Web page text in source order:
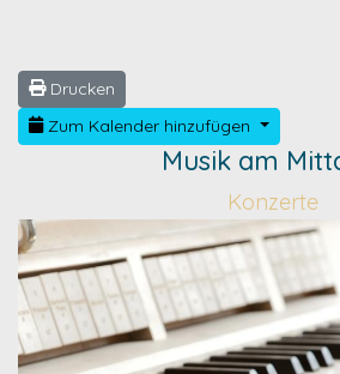
Drucken
Zum Kalender hinzufügen
Musik am
Konzerte